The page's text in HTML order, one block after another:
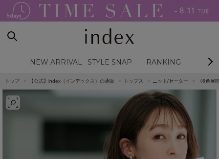
NEW ARRIVAL STYLE SNAP RANKING
トップ 【公式】index（インデックス）の通販 トップス ニット/セーター 《6色展